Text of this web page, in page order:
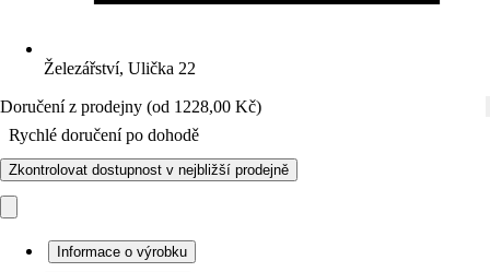
Železářství, Ulička 22
Doručení z prodejny (od 1228,00 Kč)
Rychlé doručení po dohodě
Zkontrolovat dostupnost v nejbližší prodejně
Informace o výrobku